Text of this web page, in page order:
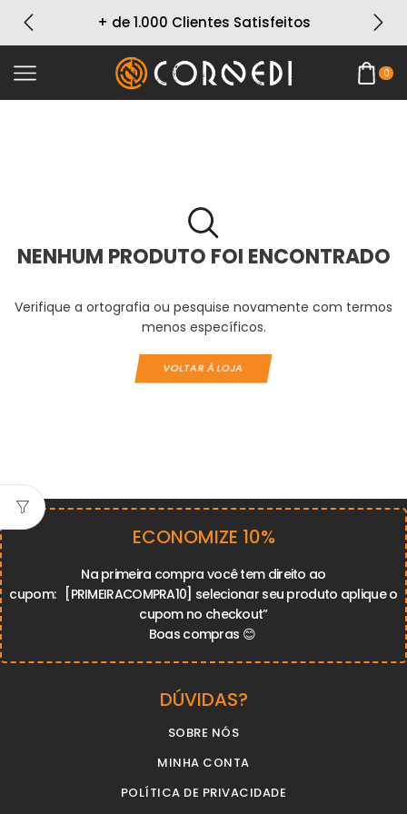
+ de 1.000 Clientes Satisfeitos
0
NENHUM PRODUTO FOI ENCONTRADO
Verifique a ortografia ou pesquise novamente com termos
menos específicos.
VOLTAR À LOJA
DÚVIDAS?
SOBRE NÓS
MINHA CONTA
POLÍTICA DE PRIVACIDADE
ECONOMIZE 10%
Na primeira compra você tem direito ao
cupom:
[PRIMEIRACOMPRA10] selecionar seu produto aplique o
cupom no checkout”
Boas compras 😊